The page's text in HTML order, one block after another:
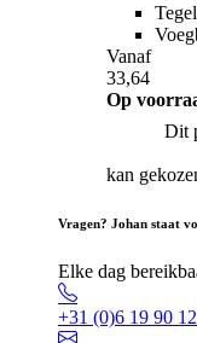
Vanaf
33,64
Op
Dit
kan
Vragen? Johan staat
Elke dag
+31 (0)6 19 90